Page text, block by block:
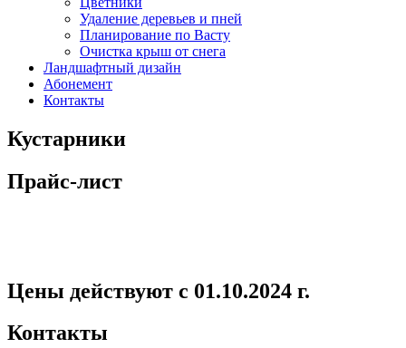
Удаление деревьев и пней
Планирование по Васту
Очистка крыш от снега
Ландшафтный дизайн
Абонемент
Контакты
Кустарники
Прайс-лист
Цены действуют с 01.10.2024 г.
Контакты